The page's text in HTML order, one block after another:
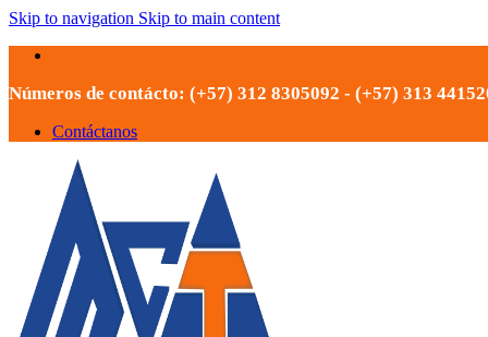
Skip to navigation Skip to main content
Números de contácto: (+57) 312 8305092 - (+57) 313
Contáctanos